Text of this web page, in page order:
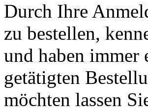
Durch Ihre
zu bestellen,
und haben immer
getätigten
möchten lassen